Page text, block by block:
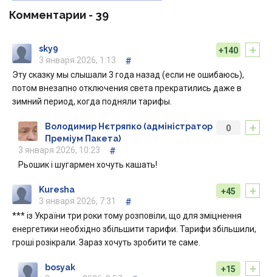
Комментарии - 39
+
+140
sky9
3 января 2026, 1:13
#
Эту сказку мы слышали 3 года назад (если не ошибаюсь),
потом внезапно отключения света прекратились даже в
зимний период, когда подняли тарифы.
+
0
Володимир Нєтряпко (адміністратор
Преміум Пакета)
3 января 2026, 10:23
#
Рьошик і шугармен хочуть кашать!
+
+45
Kuresha
3 января 2026, 7:31
#
*** із України три роки тому розповіли, що для зміцнення
енергетики необхідно збільшити тарифи. Тарифи збільшили,
гроші розікрали. Зараз хочуть зробити те саме.
+
+15
bosyak